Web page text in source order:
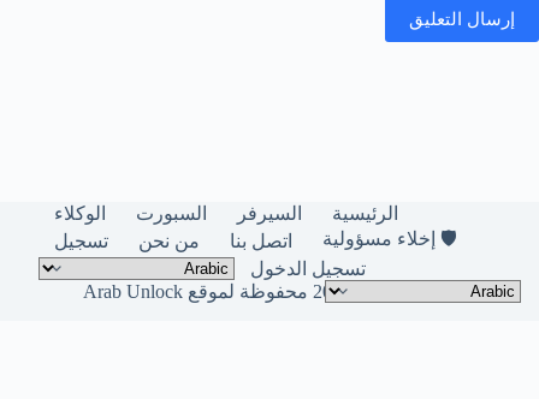
إرسال التعليق
الرئيسية السيرفر السبورت
الوكلاء
🛡️ إخلاء مسؤولية
اتصل بنا من نحن
تسجيل
تسجيل الدخول
حقوق النشر © لعام 2026 محفوظة لموقع Arab Unlock